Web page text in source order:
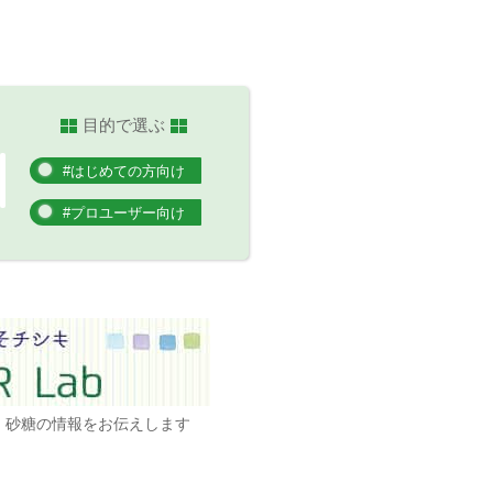
目的で選ぶ
#はじめての方向け
#プロユーザー向け
砂糖の情報をお伝えします